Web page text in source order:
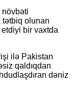
növbəti
tətbiq olunan
etdiyi bir vaxtda
ilə Pakistan
qaldıqdan
dəniz